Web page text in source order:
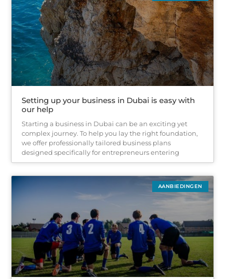
Setting up your business in Dubai is easy with
our help
Starting a business in Dubai can be an exciting yet
complex journey. To help you lay the right foundation,
we offer professionally tailored business plans
designed specifically for entrepreneurs entering
AANBIEDINGEN